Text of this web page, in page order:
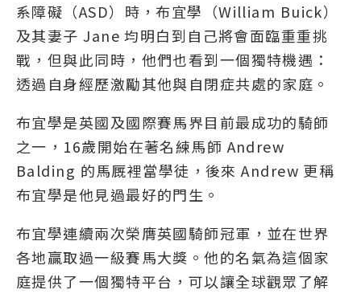
系障礙（ASD）時，布宜學（William Buick）
及其妻子 Jane 均明白到自己將會面臨重重挑
戰，但與此同時，他們也看到一個獨特機遇：
透過自身經歷激勵其他與自閉症共處的家庭。
布宜學是英國及國際賽馬界目前最成功的騎師
之一，16歲開始在著名練馬師 Andrew
Balding 的馬厩裡當學徒，後來 Andrew 更稱
布宜學是他見過最好的門生。
布宜學連續兩次榮膺英國騎師冠軍，並在世界
各地贏取過一級賽馬大獎。他的名氣為這個家
庭提供了一個獨特平台，可以讓全球觀眾了解